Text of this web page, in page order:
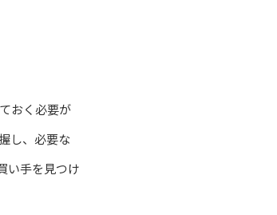
おく必要が
し、必要な
い手を見つけ